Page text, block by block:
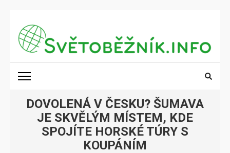
obsah
(stiskněte
Enter)
SVĚTOBĚŽNÍK.INFO
DOVOLENÁ V ČESKU? ŠUMAVA
JE SKVĚLÝM MÍSTEM, KDE
SPOJÍTE HORSKÉ TÚRY S
KOUPÁNÍM